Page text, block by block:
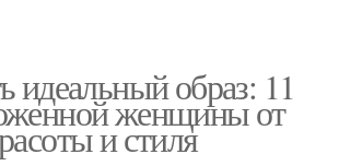
идеальный образ: 11
женщины от
и стиля